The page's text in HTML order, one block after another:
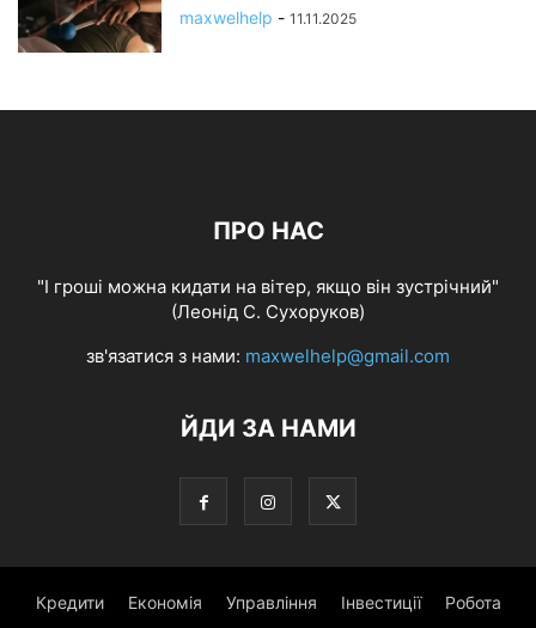
maxwelhelp - 11.11.2025
ПРО НАС
"І гроші можна кидати на вітер, якщо він зустрічний"
(Леонід С. Сухоруков)
зв'язатися з нами: maxwelhelp@gmail.com
ЙДИ ЗА НАМИ
Кредити Економія Управління Інвестиції Робота